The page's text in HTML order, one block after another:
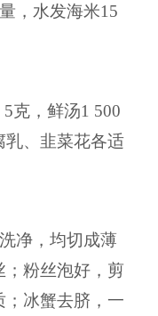
，水发海米15
克，鲜汤1 500
乳、韭菜花各适
净，均切成薄
；粉丝泡好，剪
；冰蟹去脐，一